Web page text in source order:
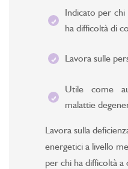
Indicato per
ha difficoltà di
Lavora sulle
Utile come
malattie
Lavora sulla
energetici a livello
per chi ha difficoltà a